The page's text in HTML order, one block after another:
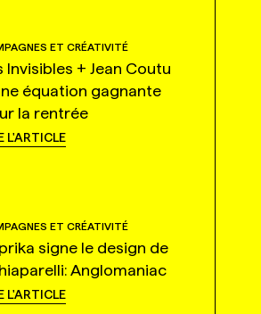
ET CRÉATIVITÉ
Invisibles + Jean Coutu
équation gagnante
la rentrée
L'ARTICLE
ET CRÉATIVITÉ
signe le design de
Anglomaniac
L'ARTICLE